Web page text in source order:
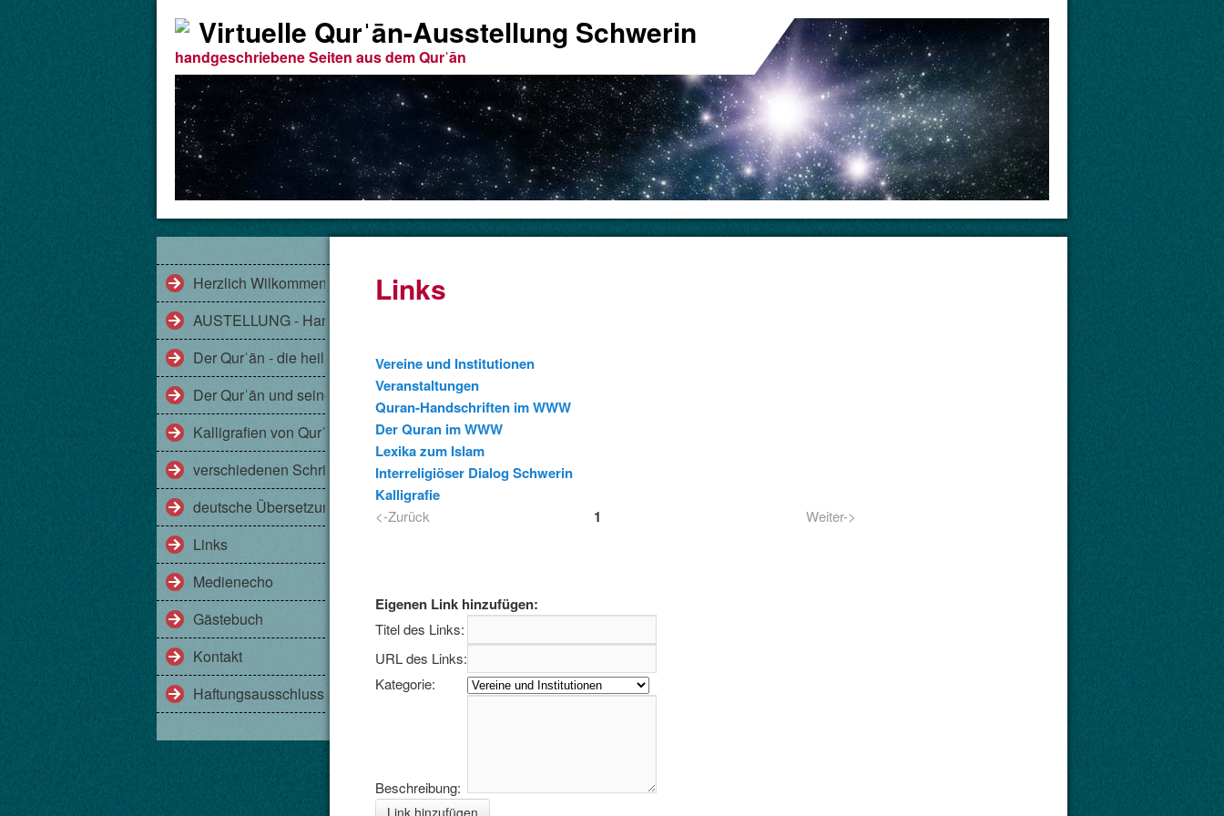
Virtuelle Qurˈān-Ausstellung Schwerin
handgeschriebene Seiten aus dem Qurˈān
Herzlich Wilkommen!
AUSTELLUNG - Handgeschriebenes aus dem Qurˈān
Der Qurˈān - die heilige Schrift der Muslime
Der Qurˈān und seine Gesichter
Kalligrafien von Qurˈānversen
verschiedenen Schriftarten am Beispiel der Sure 112
deutsche Übersetzungen des Qurˈān
Links
Medienecho
Gästebuch
Kontakt
Haftungsausschluss (Disclaimer)
Links
Vereine und Institutionen
Veranstaltungen
Quran-Handschriften im WWW
Der Quran im WWW
Lexika zum Islam
Interreligiöser Dialog Schwerin
Kalligrafie
<-Zurück 1 Weiter->
Eigenen Link hinzufügen:
Titel des Links:
URL des Links:
Kategorie:
Beschreibung: